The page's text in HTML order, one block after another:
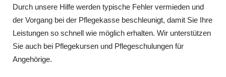
Durch unsere Hilfe werden typische Fehler vermieden und
der Vorgang bei der Pflegekasse beschleunigt, damit Sie Ihre
Leistungen so schnell wie möglich erhalten. Wir unterstützen
Sie auch bei Pflegekursen und Pflegeschulungen für
Angehörige.